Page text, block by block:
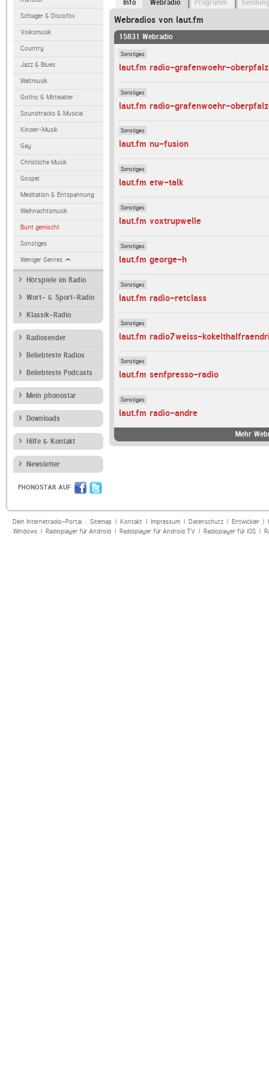
Schlager & Discofox
Volksmusik
Country
Jazz & Blues
Weltmusik
Gothic & Mittelalter
Soundtracks & Musical
Kinder-Musik
Gay
Christliche Musik
Gospel
Meditation & Entspannung
Weihnachtsmusik
Bunt gemischt
Sonstiges
Weniger Genres
Hörspiele im Radio
Wort- & Sport-Radio
Klassik-Radio
Radiosender
Beliebteste Radios
Beliebteste Podcasts
Mein phonostar
Downloads
Hilfe & Kontakt
Newsletter
PHONOSTAR AUF
Info Webradio Programm
Webradios von laut.fm
15831 Webradio
Sonstiges
laut.fm radio-grafenwoehr-
Sonstiges
laut.fm radio-grafenwoehr-
Sonstiges
laut.fm nu-fusion
Sonstiges
laut.fm etw-talk
Sonstiges
laut.fm voxtrupwelle
Sonstiges
laut.fm george-h
Sonstiges
laut.fm radio-retclass
Sonstiges
laut.fm radio7weiss-
Sonstiges
laut.fm senfpresso-radio
Sonstiges
laut.fm radio-andre
Mehr
Dein Internetradio-Portal : Sitemap| Kontakt| Impressum| Datenschutz| Entwickler|
Windows| Radioplayer für Android| Radioplayer für Android TV| Radioplayer für iOS|